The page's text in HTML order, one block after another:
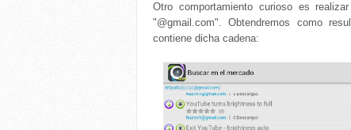
Otro comportamiento curioso es
"@gmail.com". Obtendremos como
contiene dicha cadena: